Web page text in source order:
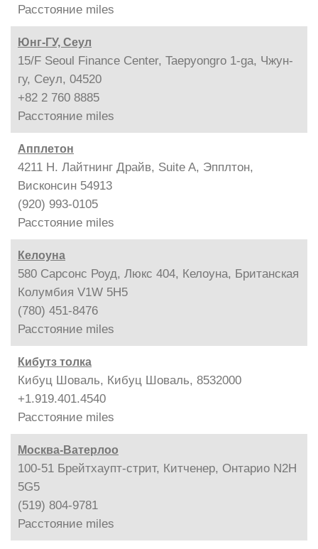
Расстояние miles
Юнг-ГУ, Сеул
15/F Seoul Finance Center, Taepyongro 1-ga, Чжун-
гу, Сеул, 04520
+82 2 760 8885
Расстояние miles
Апплетон
4211 Н. Лайтнинг Драйв, Suite A, Эпплтон,
Висконсин 54913
(920) 993-0105
Расстояние miles
Келоуна
580 Сарсонс Роуд, Люкс 404, Келоуна, Британская
Колумбия V1W 5H5
(780) 451-8476
Расстояние miles
Кибутз толка
Кибуц Шоваль, Кибуц Шоваль, 8532000
+1.919.401.4540
Расстояние miles
Москва-Ватерлоо
100-51 Брейтхаупт-стрит, Китченер, Онтарио N2H
5G5
(519) 804-9781
Расстояние miles